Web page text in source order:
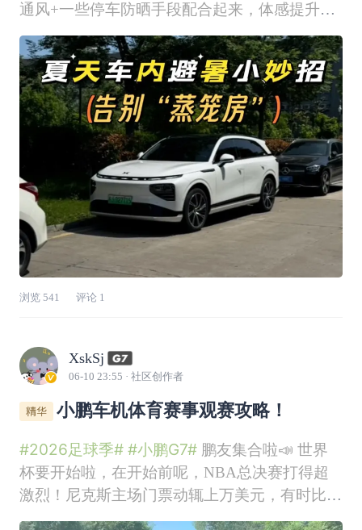
通风+一些停车防晒手段配合起来，体感提升非
常明显。下面按使用顺序给你一套可直接照做的
清单。一、上车前：最核心的一步——提前把温
度“打下来”出门前 10–15 分钟：一键【极速降
温】（最常用）打开 小鹏汽车 APP
浏览 541 评论 1
XskSj
06-10 23:55 · 社区创作者
小鹏车机体育赛事观赛攻略！
#2026足球季# #小鹏G7#鹏友集合啦📣 世界
杯要开始啦，在开始前呢，NBA总决赛打得超
激烈！尼克斯主场门票动辄上万美元，有时比赛
时刚好又在车上！这么精彩的比赛 谁不想第一